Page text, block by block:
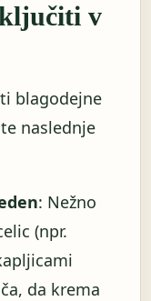
v
blagodejne
naslednje
: Nežno
(npr.
da krema